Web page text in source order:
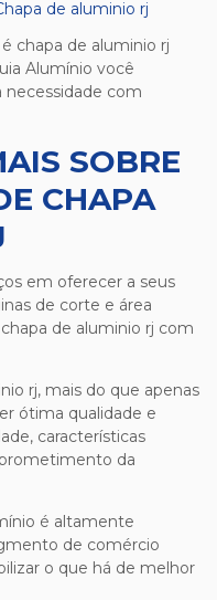
chapa de aluminio rj
Alumínio você
necessidade com
SOBRE
CHAPA
em oferecer a seus
de corte e área
chapa de aluminio rj com
rj, mais do que apenas
ótima qualidade e
características
da
é altamente
de comércio
o que há de melhor